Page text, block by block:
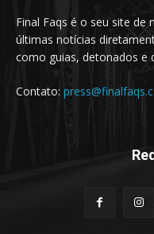
Final Faqs é o seu site de
últimas notícias
como guias, detonados e
Contato: